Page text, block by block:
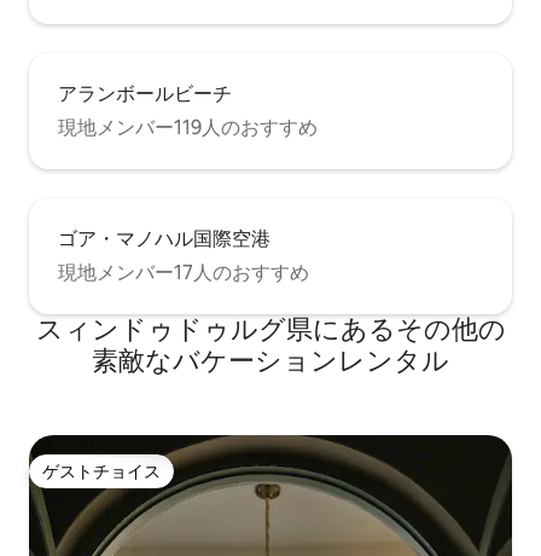
アランボールビーチ
現地メンバー119人のおすすめ
ゴア・マノハル国際空港
現地メンバー17人のおすすめ
スィンドゥドゥルグ県にあるその他の
素敵なバケーションレンタル
ゲストチョイス
ゲストチョイス